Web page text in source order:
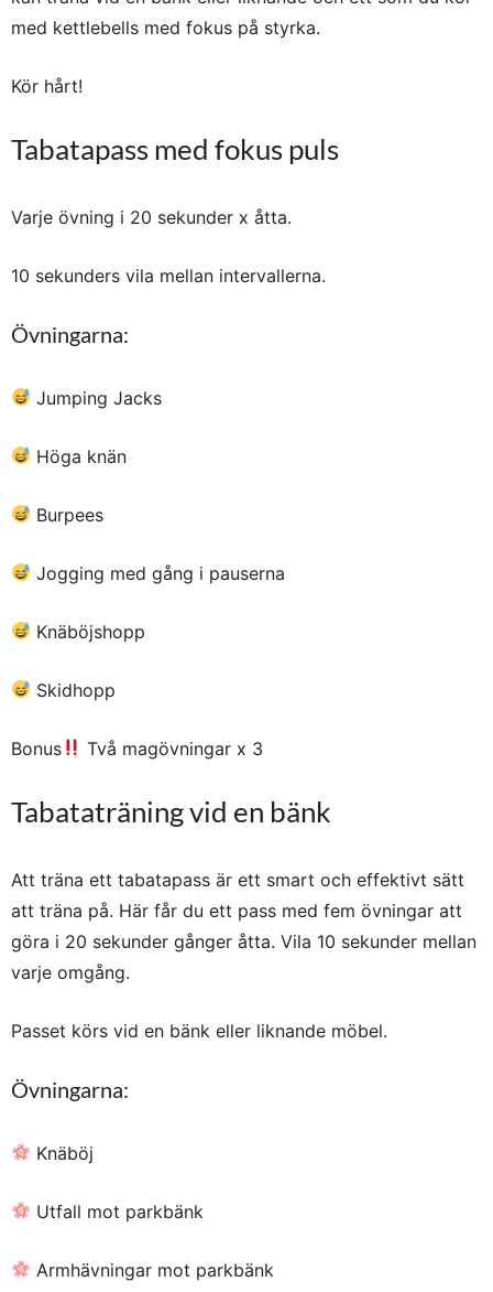
med kettlebells med fokus på styrka.
Kör hårt!
Tabatapass med fokus puls
Varje övning i 20 sekunder x åtta.
10 sekunders vila mellan intervallerna.
Övningarna:
Jumping Jacks
Höga knän
Burpees
Jogging med gång i pauserna
Knäböjshopp
Skidhopp
Bonus Två magövningar x 3
Tabataträning vid en bänk
Att träna ett tabatapass är ett smart och effektivt sätt
att träna på. Här får du ett pass med fem övningar att
göra i 20 sekunder gånger åtta. Vila 10 sekunder mellan
varje omgång.
Passet körs vid en bänk eller liknande möbel.
Övningarna:
Knäböj
Utfall mot parkbänk
Armhävningar mot parkbänk